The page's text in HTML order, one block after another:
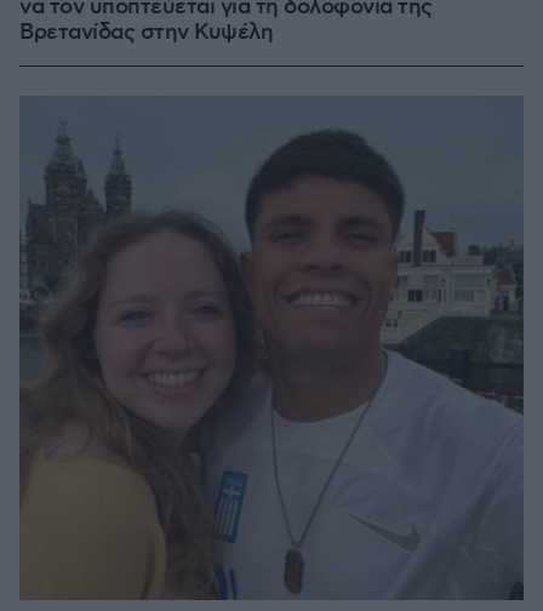
να τον υποπτεύεται για τη δολοφονία της
Βρετανίδας στην Κυψέλη